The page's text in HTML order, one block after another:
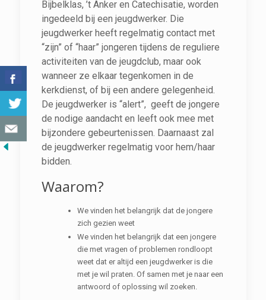
Bijbelklas, ’t Anker en Catechisatie, worden
ingedeeld bij een jeugdwerker. Die
jeugdwerker heeft regelmatig contact met
“zijn” of “haar” jongeren tijdens de reguliere
activiteiten van de jeugdclub, maar ook
wanneer ze elkaar tegenkomen in de
kerkdienst, of bij een andere gelegenheid.
De jeugdwerker is “alert”, geeft de jongere
de nodige aandacht en leeft ook mee met
bijzondere gebeurtenissen. Daarnaast zal
de jeugdwerker regelmatig voor hem/haar
bidden.
Waarom?
We vinden het belangrijk dat de jongere
zich gezien weet
We vinden het belangrijk dat een jongere
die met vragen of problemen rondloopt
weet dat er altijd een jeugdwerker is die
met je wil praten. Of samen met je naar een
antwoord of oplossing wil zoeken.